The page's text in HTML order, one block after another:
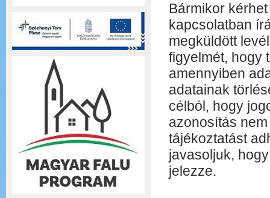
Bármikor
kapcsolatban
megküldött
figyelmét, hogy
amennyiben
adatainak
célból, hogy
azonosítás
tájékoztatást
javasoljuk,
jelezze.